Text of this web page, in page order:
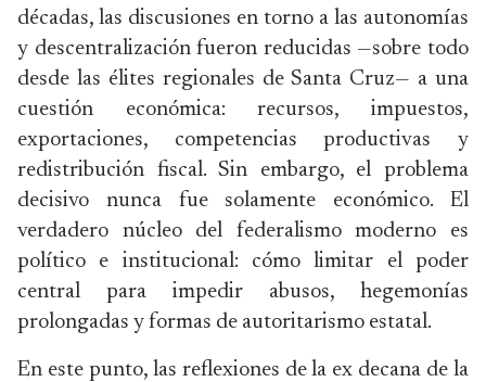
décadas, las discusiones en torno a las autonomías
y descentralización fueron reducidas —sobre todo
desde las élites regionales de Santa Cruz— a una
cuestión económica: recursos, impuestos,
exportaciones, competencias productivas y
redistribución fiscal. Sin embargo, el problema
decisivo nunca fue solamente económico. El
verdadero núcleo del federalismo moderno es
político e institucional: cómo limitar el poder
central para impedir abusos, hegemonías
prolongadas y formas de autoritarismo estatal.
En este punto, las reflexiones de la ex decana de la